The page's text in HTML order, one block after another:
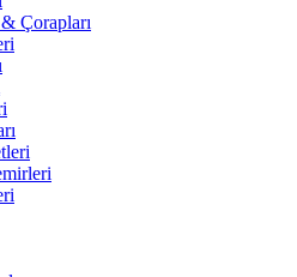
Çorapları